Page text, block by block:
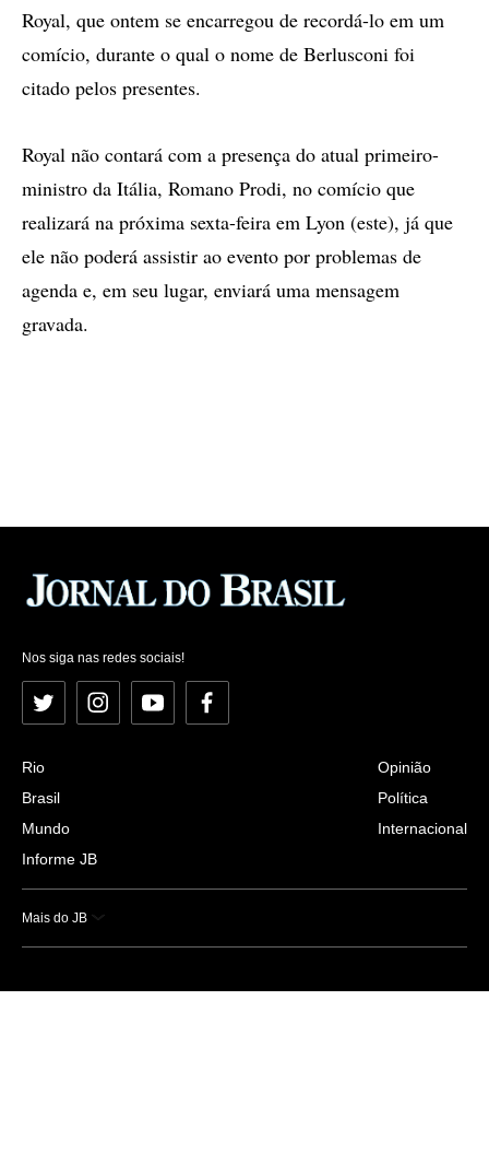
Royal, que ontem se encarregou de recordá-lo em um
comício, durante o qual o nome de Berlusconi foi
citado pelos presentes.
Royal não contará com a presença do atual primeiro-
ministro da Itália, Romano Prodi, no comício que
realizará na próxima sexta-feira em Lyon (este), já que
ele não poderá assistir ao evento por problemas de
agenda e, em seu lugar, enviará uma mensagem
gravada.
Nos siga nas redes sociais!
Twitter InstagramYouTubeFacebook
Rio
Brasil
Mundo
Informe JB
Opinião
Política
Internacional
Mais do JB
Esportes